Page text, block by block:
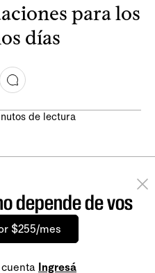
para los
días
de lectura
depende de vos
$255/mes
Ingresá